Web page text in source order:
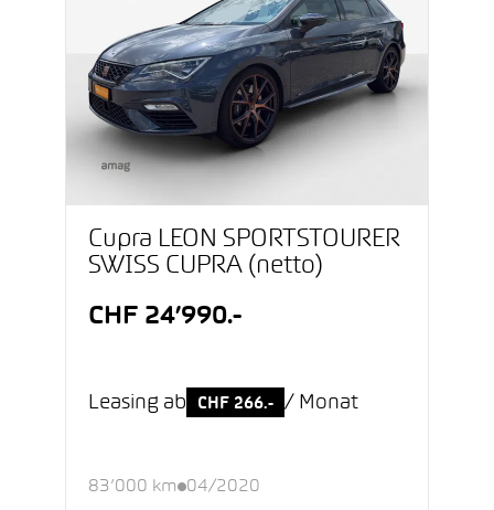
Cupra LEON SPORTSTOURER
SWISS CUPRA (netto)
CHF 24’990.-
Leasing ab CHF 266.- / Monat
83’000 km 04/2020